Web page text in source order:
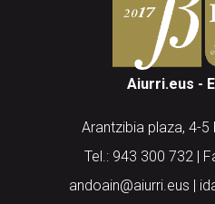
Aiurri.eus -
Arantzibia plaza, 4-5
Tel.: 943 300 732 |
andoain@aiurri.eus |